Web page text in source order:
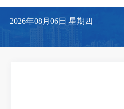
2026年08月06日星期四